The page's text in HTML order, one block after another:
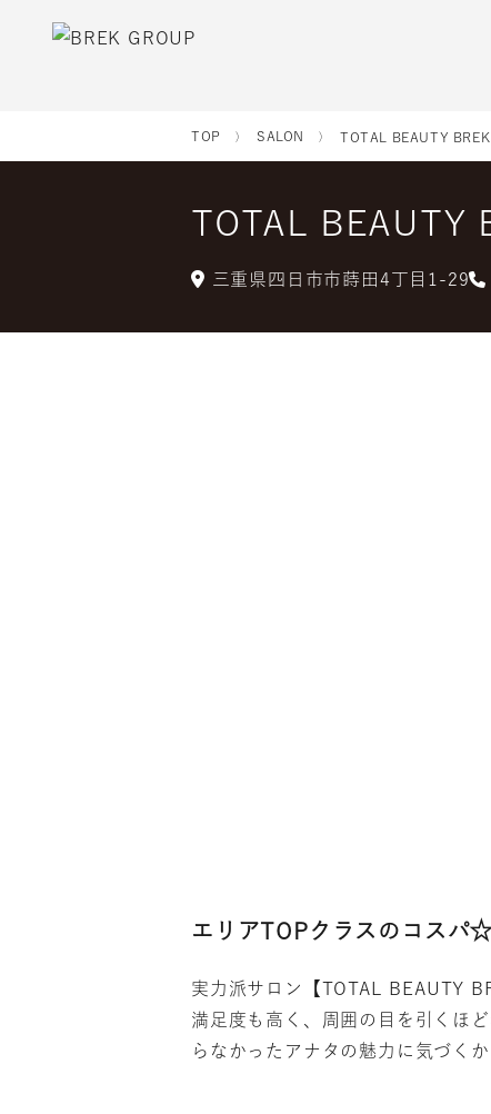
TOP SALON TOTAL BEAUTY
TOTAL BEAUTY
三重県四日市市蒔田4丁目1-29
エリアTOPクラスのコスパ
実力派サロン【TOTAL BEAUTY
満足度も高く、周囲の目を引くほ
らなかったアナタの魅力に気づく